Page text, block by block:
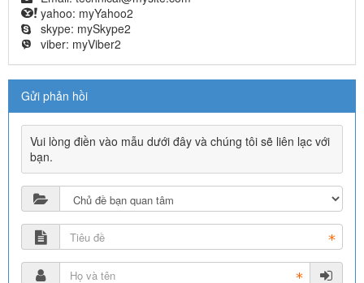
yahoo: myYahoo2
skype: mySkype2
viber: myViber2
Gửi phản hồi
Vui lòng điền vào mẫu dưới đây và chúng tôi sẽ liên lạc với
bạn.